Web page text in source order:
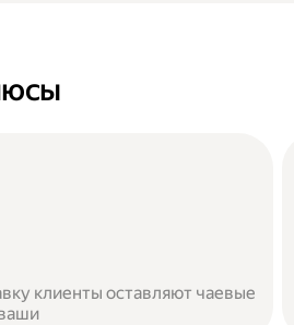
клиенты оставляют чаевые